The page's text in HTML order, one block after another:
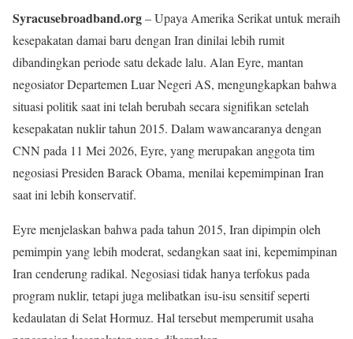
Syracusebroadband.org– Upaya Amerika Serikat untuk meraih
kesepakatan damai baru dengan Iran dinilai lebih rumit
dibandingkan periode satu dekade lalu. Alan Eyre, mantan
negosiator Departemen Luar Negeri AS, mengungkapkan bahwa
situasi politik saat ini telah berubah secara signifikan setelah
kesepakatan nuklir tahun 2015. Dalam wawancaranya dengan
CNN pada 11 Mei 2026, Eyre, yang merupakan anggota tim
negosiasi Presiden Barack Obama, menilai kepemimpinan Iran
saat ini lebih konservatif.
Eyre menjelaskan bahwa pada tahun 2015, Iran dipimpin oleh
pemimpin yang lebih moderat, sedangkan saat ini, kepemimpinan
Iran cenderung radikal. Negosiasi tidak hanya terfokus pada
program nuklir, tetapi juga melibatkan isu-isu sensitif seperti
kedaulatan di Selat Hormuz. Hal tersebut memperumit usaha